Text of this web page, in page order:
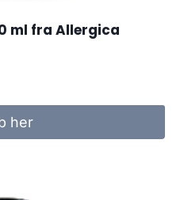
ml fra Allergica
her